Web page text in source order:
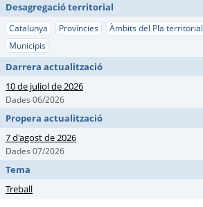
Desagregació territorial
Catalunya Províncies Àmbits del Pla territorial
Municipis
Darrera actualització
10 de juliol de 2026
Dades 06/2026
Propera actualització
7 d'agost de 2026
Dades 07/2026
Tema
Treball